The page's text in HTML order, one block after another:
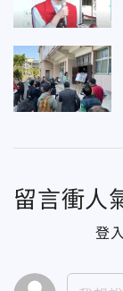
留言衝人
登